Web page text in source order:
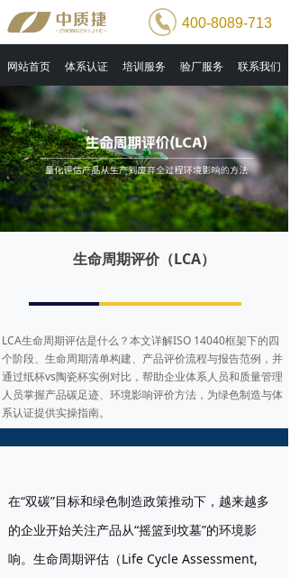
网站首页 体系认证 培训服务 验厂服务 联系我们
400-8089-713
生命周期评价（LCA）
LCA生命周期评估是什么？本文详解ISO 14040框架下的四
个阶段、生命周期清单构建、产品评价流程与报告范例，并
通过纸杯vs陶瓷杯实例对比，帮助企业体系人员和质量管理
人员掌握产品碳足迹、环境影响评价方法，为绿色制造与体
系认证提供实操指南。
在“双碳”目标和绿色制造政策推动下，越来越多
的企业开始关注产品从“摇篮到坟墓”的环境影
响。生命周期评估（Life Cycle Assessment,